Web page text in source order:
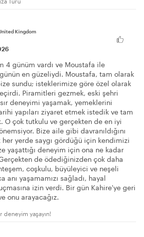
Kingdom
4 günüm vardı ve Moustafa ile
en güzeliydi. Moustafa, tam olarak
sundu; isteklerimize göre özel olarak
Piramitleri gezmek, eski şehri
deneyimi yaşamak, yemeklerini
yapıları ziyaret etmek istedik ve tam
O çok tutkulu ve gerçekten de en iyi
Bize aile gibi davranıldığını
yerde saygı gördüğü için kendimizi
yaşattığı deneyim için ona ne kadar
de ödediğinizden çok daha
coşkulu, büyüleyici ve neşeli
anı yaşamamızı sağladı, hayal
izin verdi. Bir gün Kahire'ye geri
onu arayacağız.
deneyim yaşayın!